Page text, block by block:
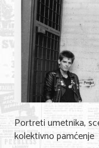
Portreti umetnika,
kolektivno pamćenje